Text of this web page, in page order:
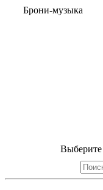
Брони-музыка
Выберите